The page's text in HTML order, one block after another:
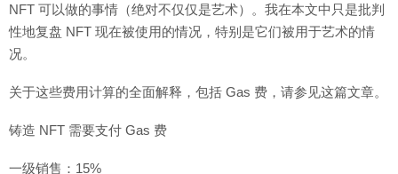
NFT 可以做的事情（绝对不仅仅是艺术）。我在本文中只是批判
性地复盘 NFT 现在被使用的情况，特别是它们被用于艺术的情
况。
关于这些费用计算的全面解释，包括 Gas 费，请参见这篇文章。
铸造 NFT 需要支付 Gas 费
一级销售：15%